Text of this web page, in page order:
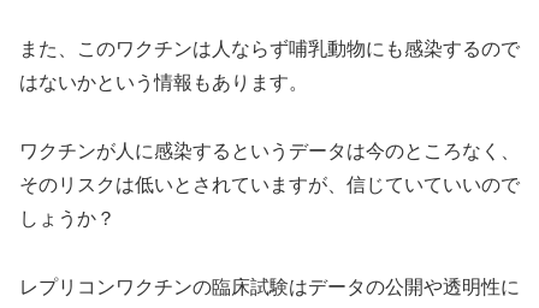
また、このワクチンは人ならず哺乳動物にも感染するので
はないかという情報もあります。
ワクチンが人に感染するというデータは今のところなく、
そのリスクは低いとされていますが、信じていていいので
しょうか？
レプリコンワクチンの臨床試験はデータの公開や透明性に